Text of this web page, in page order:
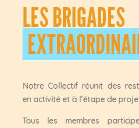
LES BRIGADES
Notre Collectif réunit des
en activité et à l’étape de
Tous les membres